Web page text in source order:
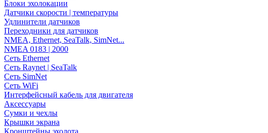
Блоки эхолокации
Датчики скорости | температуры
Удлинители датчиков
Переходники для датчиков
NMEA, Ethernet, SeaTalk, SimNet...
NMEA 0183 | 2000
Сеть Ethernet
Сеть Raynet | SeaTalk
Сеть SimNet
Сеть WiFi
Интерфейсный кабель для двигателя
Аксессуары
Сумки и чехлы
Крышки экрана
Кронштейны эхолота